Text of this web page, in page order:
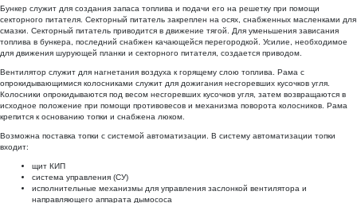
Бункер служит для создания запаса топлива и подачи его на решетку при помощи
секторного питателя. Секторный питатель закреплен на осях, снабженных масленками для
смазки. Секторный питатель приводится в движение тягой. Для уменьшения зависания
топлива в бункера, последний снабжен качающейся перегородкой. Усилие, необходимое
для движения шурующей планки и секторного питателя, создается приводом.
Вентилятор служит для нагнетания воздуха к горящему слою топлива. Рама с
опрокидывающимися колосниками служит для дожигания несгоревших кусочков угля.
Колосники опрокидываются под весом несгоревших кусочков угля, затем возвращаются в
исходное положение при помощи противовесов и механизма поворота колосников. Рама
крепится к основанию топки и снабжена люком.
Возможна поставка топки с системой автоматизации. В систему автоматизации топки
входит:
щит КИП
система управления (СУ)
исполнительные механизмы для управления заслонкой вентилятора и
направляющего аппарата дымососа